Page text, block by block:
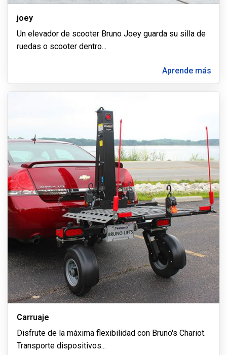
joey
Un elevador de scooter Bruno Joey guarda su silla de
ruedas o scooter dentro...
Aprende más
Carruaje
Disfrute de la máxima flexibilidad con Bruno's Chariot.
Transporte dispositivos...